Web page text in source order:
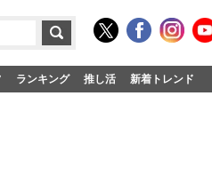
ランキング 推し活 新着トレンド